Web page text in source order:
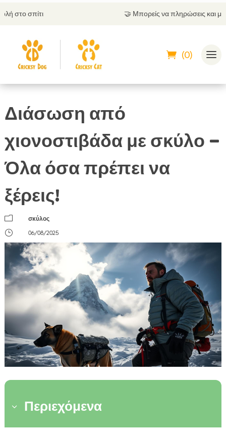
Μπορείς να πληρώσεις και με αντικαταβολή
(0)
Διάσωση από
χιονοστιβάδα με σκύλο –
Όλα όσα πρέπει να
ξέρεις!
m
σκύλος
}
06/08/2025
3 Περιεχόμενα